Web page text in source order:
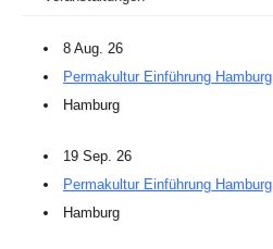
8 Aug. 26
Permakultur Einführung Hamburg
Hamburg
19 Sep. 26
Permakultur Einführung Hamburg
Hamburg